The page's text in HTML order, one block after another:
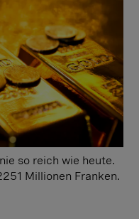
so reich wie heute.
Millionen Franken.